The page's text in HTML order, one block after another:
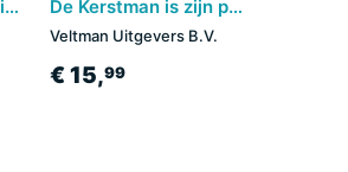
Aap met de blauwe billen De Kerstman is zijn pak kwijt
Veltman Uitgevers B.V.
€ 15,99